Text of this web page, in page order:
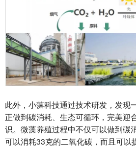
此外，小藻科技通过技术研发，发现
正做到碳消耗、生态可循环，完美迎
识。微藻养殖过程中不仅可以做到碳
可以消耗33克的二氧化碳，而且可以